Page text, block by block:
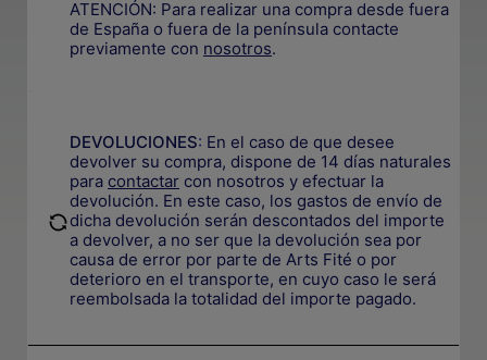
ATENCIÓN: Para realizar una compra desde fuera
de España o fuera de la península contacte
previamente con nosotros.
DEVOLUCIONES: En el caso de que desee
devolver su compra, dispone de 14 días naturales
para contactar con nosotros y efectuar la
devolución. En este caso, los gastos de envío de
dicha devolución serán descontados del importe
a devolver, a no ser que la devolución sea por
causa de error por parte de Arts Fité o por
deterioro en el transporte, en cuyo caso le será
reembolsada la totalidad del importe pagado.